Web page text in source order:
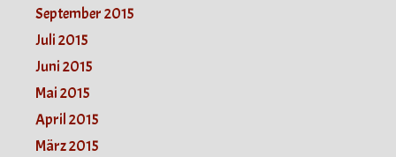
September 2015
Juli 2015
Juni 2015
Mai 2015
April 2015
März 2015